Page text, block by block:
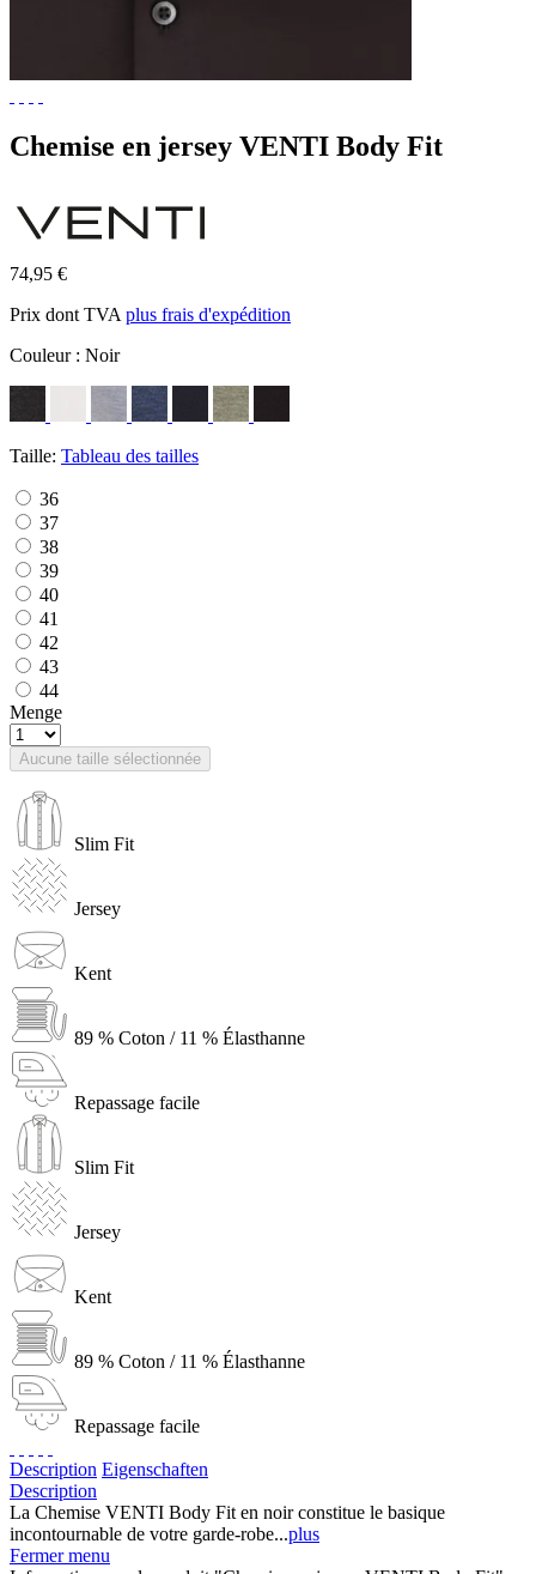
Chemise en jersey VENTI Body Fit
74,95 €
Prix dont TVA plus frais d'expédition
Couleur : Noir
Taille: Tableau des tailles
36
37
38
39
40
41
42
43
44
Menge
Aucune taille sélectionnée
Slim Fit
Jersey
Kent
89 % Coton / 11 % Élasthanne
Repassage facile
Slim Fit
Jersey
Kent
89 % Coton / 11 % Élasthanne
Repassage facile
Description Eigenschaften
Description
La Chemise VENTI Body Fit en noir constitue le basique
incontournable de votre garde-robe...plus
Fermer menu